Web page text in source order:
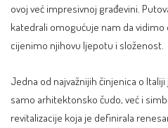
ovoj već impresivnoj građevini.
katedrali omogućuje nam da vidimo
cijenimo njihovu ljepotu i složenost.
Jedna od najvažnijih činjenica o
samo arhitektonsko čudo, već i
revitalizacije koja je definirala